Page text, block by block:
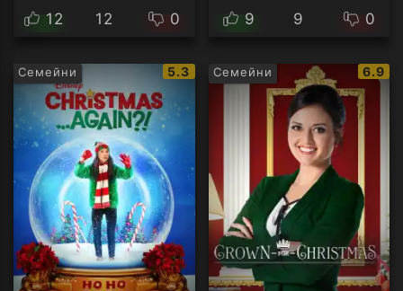
12 12 0 9 9 0
Семейни
IMDb
рейтинг:
5.3 Семейни
IMDb
6.9